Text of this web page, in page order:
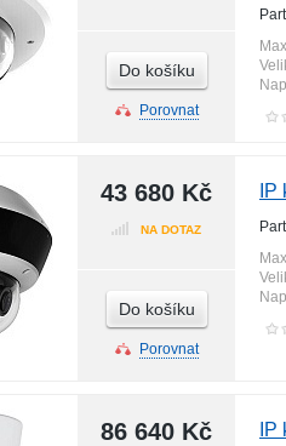
Do košíku
Porovnat
43 680 Kč
NA DOTAZ
Do košíku
Porovnat
86 640 Kč